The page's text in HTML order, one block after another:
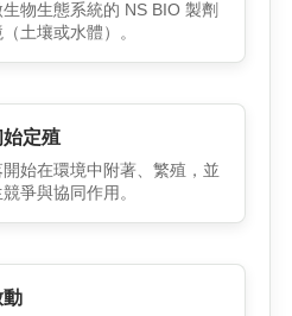
物生態系統的 NS BIO 製劑
土壤或水體）。
定殖
始在環境中附著、繁殖，並
爭與協同作用。
動